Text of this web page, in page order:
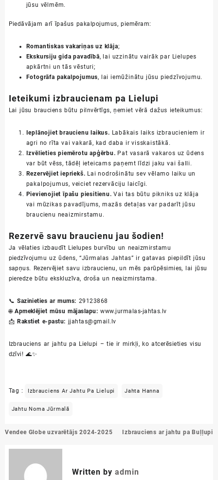
jūsu vēlmēm.
Piedāvājam arī īpašus pakalpojumus, piemēram:
Romantiskas vakariņas uz klāja;
Ekskursiju gida pavadībā, lai uzzinātu vairāk par Lielupes
apkārtni un tās vēsturi;
Fotogrāfa pakalpojumus, lai iemūžinātu jūsu piedzīvojumu.
Ieteikumi izbraucienam pa Lielupi
Lai jūsu brauciens būtu pilnvērtīgs, ņemiet vērā dažus ieteikumus:
Ieplānojiet braucienu laikus. Labākais laiks izbraucieniem ir
agri no rīta vai vakarā, kad daba ir visskaistākā.
Izvēlieties piemērotu apģērbu. Pat vasarā vakaros uz ūdens
var būt vēss, tādēļ ieteicams paņemt līdzi jaku vai šalli.
Rezervējiet iepriekš. Lai nodrošinātu sev vēlamo laiku un
pakalpojumus, veiciet rezervāciju laicīgi.
Pievienojiet īpašu piesitienu. Vai tas būtu pikniks uz klāja
vai mūzikas pavadījums, mazās detaļas var padarīt jūsu
braucienu neaizmirstamu.
Rezervē savu braucienu jau šodien!
Ja vēlaties izbaudīt Lielupes burvību un neaizmirstamu
piedzīvojumu uz ūdens, “Jūrmalas Jahtas” ir gatavas piepildīt jūsu
sapņus. Rezervējiet savu izbraucienu, un mēs parūpēsimies, lai jūsu
pieredze būtu ekskluzīva, droša un neaizmirstama.
📞Sazinieties ar mums: 29123868
🌐Apmeklējiet mūsu mājaslapu: www.jurmalas-jahtas.lv
📩 Rakstiet e-pastu: jjahtas@gmail.lv
Izbrauciens ar jahtu pa Lielupi – tie ir mirkļi, ko atcerēsieties visu
dzīvi! 🌊✨
Tag : Izbrauciens Ar Jahtu Pa Lielupi Jahta Hanna
Jahtu Noma Jūrmalā
Ziņu
Vendee Globe uzvarētājs 2024-2025 Izbrauciens ar jahtu pa Buļļupi
Written by admin